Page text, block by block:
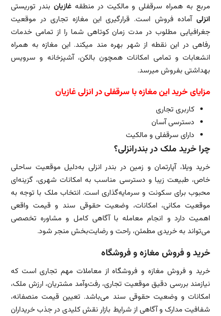
مربع به همراه سرقفلی و مالکیت در منطقهغازیان بندر توریستی
انزلی آماده فروش است. قرارگیری این مغازه تجاری در موقعیت
جغرافیایی مطلوب در مدت زمان کوتاهی شما را از تمامی خدمات
رفاهی در این نقطه از شهر بهره مند میکند. این مغازه به همراه
انشعابات و تمامی امکانات همچون بالکن، آشپزخانه و سرویس
بهداشتی بفروش میرسد.
مزایای خرید این مغازه با سرقفلی در انزلی غازیان
کاربری تجاری
دسترسی آسان
دارای سرقفلی و مالکیت
چرا خرید ملک در بندرانزلی؟
خرید ویلا، آپارتمان و زمین در بندر انزلی به‌دلیل موقعیت ساحلی
خاص، طبیعت زیبا و دسترسی مناسب به امکانات شهری، گزینه‌ای
محبوب برای سکونت و سرمایه‌گذاری است. انتخاب ملک با توجه به
موقعیت مکانی، امکانات، وضعیت حقوقی سند و قیمت واقعی
اهمیت دارد و انجام معامله با آگاهی کامل و مشاوره تخصصی
می‌تواند به خریدی مطمئن، راحت و رضایت‌بخش منجر شود.
خرید و فروش مغازه و فروشگاه
خرید و فروش مغازه و فروشگاه از معاملات مهم تجاری است که
نیازمند بررسی دقیق موقعیت تجاری، رفت‌وآمد مشتریان، ارزش ملک،
امکانات و وضعیت حقوقی سند می‌باشد. تعیین قیمت منصفانه،
شفافیت مدارک و آگاهی از شرایط بازار نقش کلیدی در جذب خریداران